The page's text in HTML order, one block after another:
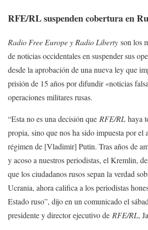
RFE/RL suspenden cobertura en
Radio Free Europe y Radio Liberty son los
de noticias occidentales en suspender sus
desde la aprobación de una nueva ley que
prisión de 15 años por difundir «noticias
operaciones militares rusas.
“Esta no es una decisión que RFE/RL haya
propia, sino que nos ha sido impuesta por el
régimen de [Vladimir] Putin. Tras años de
y acoso a nuestros periodistas, el Kremlin,
que los ciudadanos rusos sepan la verdad
Ucrania, ahora califica a los periodistas
Estado ruso”, dijo en un comunicado el
presidente y director ejecutivo de RFE/RL,